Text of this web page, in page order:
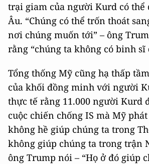
trại giam của người Kurd có thể
Âu. “Chúng có thể trốn thoát
nơi chúng muốn tới” – ông
rằng “chúng ta không có binh sĩ
Tổng thống Mỹ cũng hạ thấp
của khối đồng minh với người
thực tế rằng 11.000 người Kurd
cuộc chiến chống IS mà Mỹ
không hề giúp chúng ta trong
không giúp chúng ta trong trận
ông Trump nói – “Họ ở đó giúp